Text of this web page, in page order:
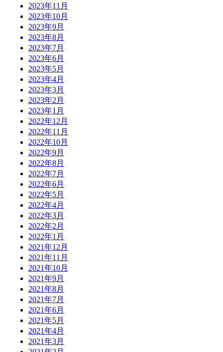
2023年11月
2023年10月
2023年9月
2023年8月
2023年7月
2023年6月
2023年5月
2023年4月
2023年3月
2023年2月
2023年1月
2022年12月
2022年11月
2022年10月
2022年9月
2022年8月
2022年7月
2022年6月
2022年5月
2022年4月
2022年3月
2022年2月
2022年1月
2021年12月
2021年11月
2021年10月
2021年9月
2021年8月
2021年7月
2021年6月
2021年5月
2021年4月
2021年3月